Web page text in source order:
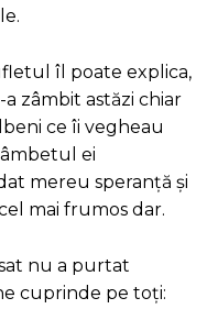
îl poate explica,
zâmbit astăzi chiar
ce îi vegheau
ei
mereu speranță și
mai frumos dar.
nu a purtat
cuprinde pe toți: